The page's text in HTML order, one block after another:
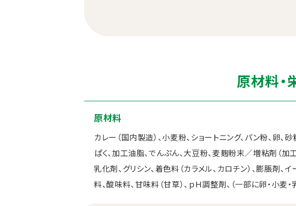
原材料・
原材料
カレー（国内製造）、小麦粉、ショートニング、パン粉、卵
ぱく、加工油脂、でんぷん、大豆粉、麦麹粉末／増粘剤（加
乳化剤、グリシン、着色料（カラメル、カロチン）、膨脹剤、
料、酸味料、甘味料（甘草）、ｐＨ調整剤、（一部に卵・小麦